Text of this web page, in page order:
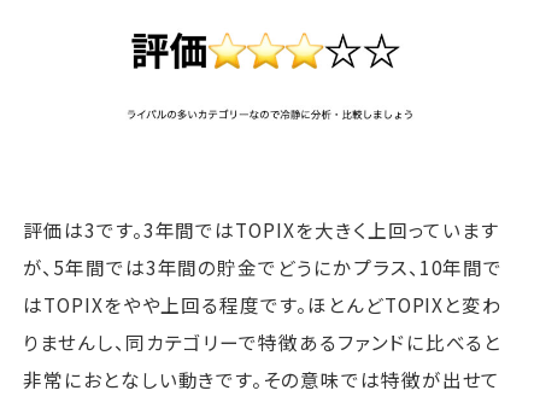
評価は3です。3年間ではTOPIXを大きく上回っています
が、5年間では3年間の貯金でどうにかプラス、10年間で
はTOPIXをやや上回る程度です。ほとんどTOPIXと変わ
りませんし、同カテゴリーで特徴あるファンドに比べると
非常におとなしい動きです。その意味では特徴が出せて